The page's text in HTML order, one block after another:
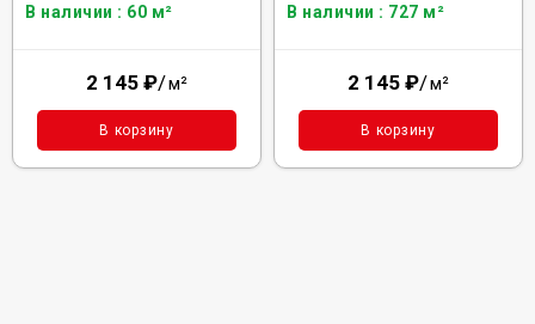
В наличии : 60 м²
2 145 ₽/м²
В корзину
В наличии : 727 м²
2 145 ₽/м²
В корзину